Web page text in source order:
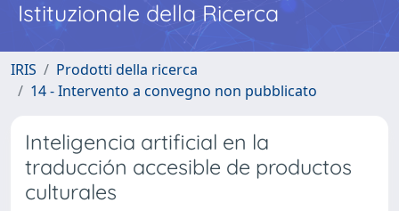
Istituzionale della Ricerca
IRIS
Prodotti della ricerca
14 - Intervento a convegno non pubblicato
Inteligencia artificial en la
traducción accesible de productos
culturales